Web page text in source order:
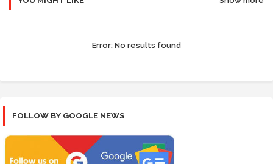
Error: No results found
FOLLOW BY GOOGLE NEWS